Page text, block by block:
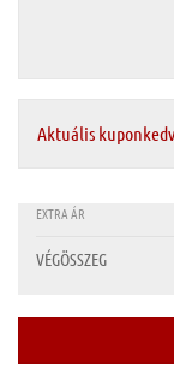
Aktuális
EXTRA ÁR
VÉGÖSSZEG